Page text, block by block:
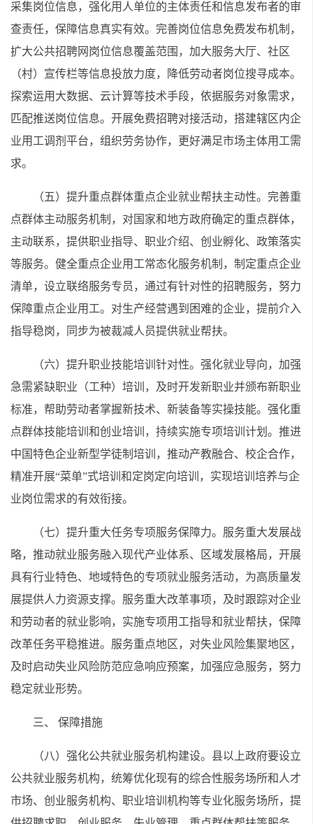
采集岗位信息，强化用人单位的主体责任和信息发布者的审
查责任，保障信息真实有效。完善岗位信息免费发布机制，
扩大公共招聘网岗位信息覆盖范围，加大服务大厅、社区
（村）宣传栏等信息投放力度，降低劳动者岗位搜寻成本。
探索运用大数据、云计算等技术手段，依据服务对象需求，
匹配推送岗位信息。开展免费招聘对接活动，搭建辖区内企
业用工调剂平台，组织劳务协作，更好满足市场主体用工需
求。
（五）提升重点群体重点企业就业帮扶主动性。完善重
点群体主动服务机制，对国家和地方政府确定的重点群体，
主动联系，提供职业指导、职业介绍、创业孵化、政策落实
等服务。健全重点企业用工常态化服务机制，制定重点企业
清单，设立联络服务专员，通过有针对性的招聘服务，努力
保障重点企业用工。对生产经营遇到困难的企业，提前介入
指导稳岗，同步为被裁减人员提供就业帮扶。
（六）提升职业技能培训针对性。强化就业导向，加强
急需紧缺职业（工种）培训，及时开发新职业并颁布新职业
标准，帮助劳动者掌握新技术、新装备等实操技能。强化重
点群体技能培训和创业培训，持续实施专项培训计划。推进
中国特色企业新型学徒制培训，推动产教融合、校企合作，
精准开展“菜单”式培训和定岗定向培训，实现培训培养与企
业岗位需求的有效衔接。
（七）提升重大任务专项服务保障力。服务重大发展战
略，推动就业服务融入现代产业体系、区域发展格局，开展
具有行业特色、地域特色的专项就业服务活动，为高质量发
展提供人力资源支撑。服务重大改革事项，及时跟踪对企业
和劳动者的就业影响，实施专项用工指导和就业帮扶，保障
改革任务平稳推进。服务重点地区，对失业风险集聚地区，
及时启动失业风险防范应急响应预案，加强应急服务，努力
稳定就业形势。
三、 保障措施
（八）强化公共就业服务机构建设。县以上政府要设立
公共就业服务机构，统筹优化现有的综合性服务场所和人才
市场、创业服务机构、职业培训机构等专业化服务场所，提